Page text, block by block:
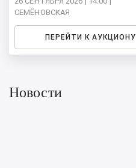
СЕМЁНОВСКАЯ
ПЕРЕЙТИ К АУКЦИОНУ
Новости